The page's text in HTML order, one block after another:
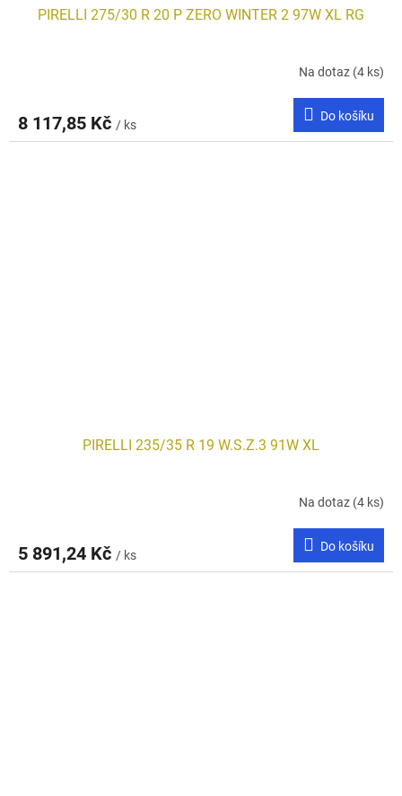
PIRELLI 275/30 R 20 P ZERO WINTER 2 97W XL RG
Na dotaz (4 ks)
8 117,85 Kč / ks
Do košíku
PIRELLI 235/35 R 19 W.S.Z.3 91W XL
Na dotaz (4 ks)
5 891,24 Kč / ks
Do košíku